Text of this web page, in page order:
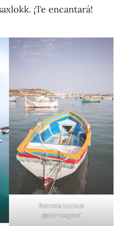
¡Te encantará!
Barcas Luzzus
@jaimegonf